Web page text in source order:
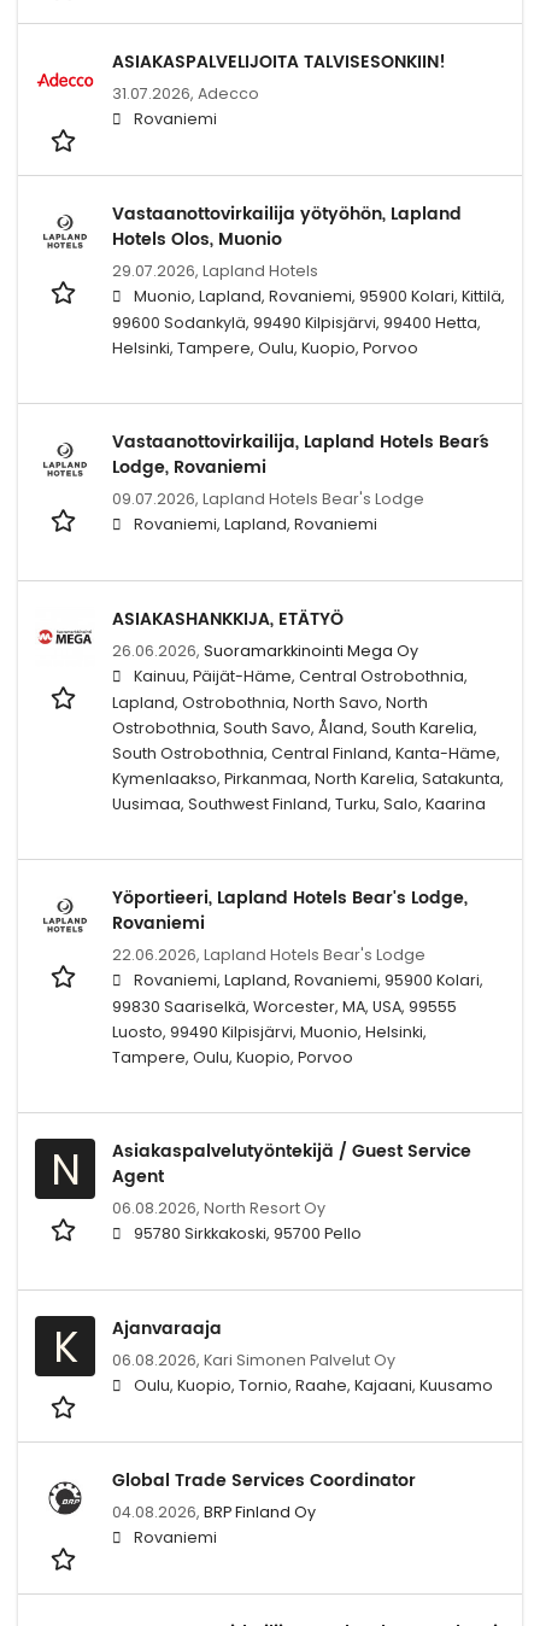
ASIAKASPALVELIJOITA TALVISESONKIIN!
31.07.2026, Adecco
Rovaniemi
Vastaanottovirkailija yötyöhön, Lapland
Hotels Olos, Muonio
29.07.2026, Lapland Hotels
Muonio, Lapland, Rovaniemi, 95900 Kolari, Kittilä,
99600 Sodankylä, 99490 Kilpisjärvi, 99400 Hetta,
Helsinki, Tampere, Oulu, Kuopio, Porvoo
Vastaanottovirkailija, Lapland Hotels Bear´s
Lodge, Rovaniemi
09.07.2026, Lapland Hotels Bear's Lodge
Rovaniemi, Lapland, Rovaniemi
ASIAKASHANKKIJA, ETÄTYÖ
26.06.2026, Suoramarkkinointi Mega Oy
Kainuu, Päijät-Häme, Central Ostrobothnia,
Lapland, Ostrobothnia, North Savo, North
Ostrobothnia, South Savo, Åland, South Karelia,
South Ostrobothnia, Central Finland, Kanta-Häme,
Kymenlaakso, Pirkanmaa, North Karelia, Satakunta,
Uusimaa, Southwest Finland, Turku, Salo, Kaarina
Yöportieeri, Lapland Hotels Bear's Lodge,
Rovaniemi
22.06.2026, Lapland Hotels Bear's Lodge
Rovaniemi, Lapland, Rovaniemi, 95900 Kolari,
99830 Saariselkä, Worcester, MA, USA, 99555
Luosto, 99490 Kilpisjärvi, Muonio, Helsinki,
Tampere, Oulu, Kuopio, Porvoo
N
Asiakaspalvelutyöntekijä / Guest Service
Agent
06.08.2026, North Resort Oy
95780 Sirkkakoski, 95700 Pello
K Ajanvaraaja
06.08.2026, Kari Simonen Palvelut Oy
Oulu, Kuopio, Tornio, Raahe, Kajaani, Kuusamo
Global Trade Services Coordinator
04.08.2026, BRP Finland Oy
Rovaniemi